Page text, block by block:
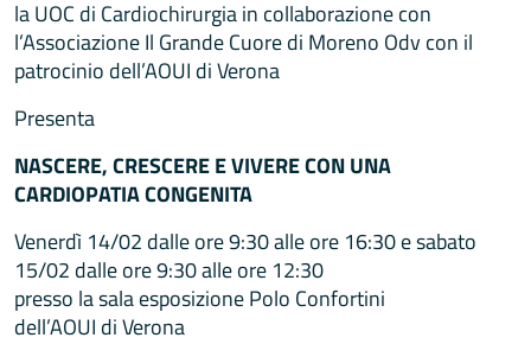
la UOC di Cardiochirurgia in collaborazione con
l’Associazione Il Grande Cuore di Moreno Odv con il
patrocinio dell’AOUI di Verona
Presenta
NASCERE, CRESCERE E VIVERE CON UNA
CARDIOPATIA CONGENITA
Venerdì 14/02 dalle ore 9:30 alle ore 16:30 e sabato
15/02 dalle ore 9:30 alle ore 12:30
presso la sala esposizione Polo Confortini
dell’AOUI di Verona